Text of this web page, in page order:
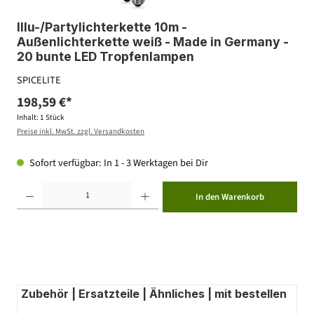
Illu-/Partylichterkette 10m -
Außenlichterkette weiß - Made in Germany -
20 bunte LED Tropfenlampen
SPICELITE
198,59 €*
Inhalt: 1 Stück
Preise inkl. MwSt. zzgl. Versandkosten
Sofort verfügbar: In 1 - 3 Werktagen bei Dir
In den Warenkorb
Zubehör | Ersatzteile | Ähnliches | mit bestellen